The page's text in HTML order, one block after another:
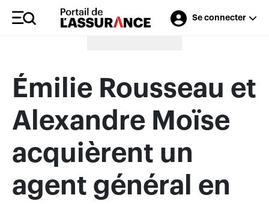
Se connecter
Merci à nos annonceurs
Émilie Rousseau et
Alexandre Moïse
acquièrent un
agent général en